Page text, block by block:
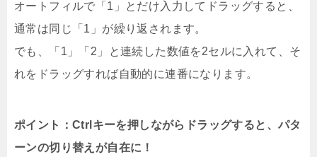
オートフィルで「1」とだけ入力してドラッグすると、
通常は同じ「1」が繰り返されます。
でも、「1」「2」と連続した数値を2セルに入れて、そ
れをドラッグすれば自動的に連番になります。
ポイント：Ctrlキーを押しながらドラッグすると、パタ
ーンの切り替えが自在に！